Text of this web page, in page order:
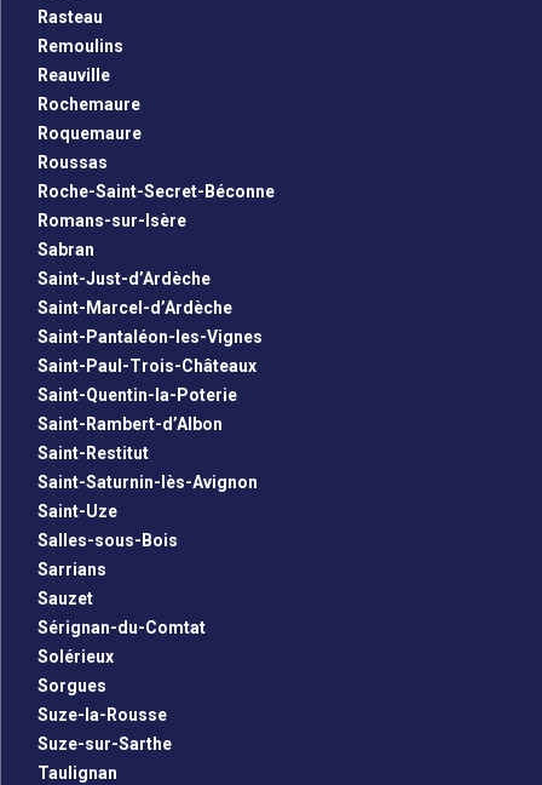
Rasteau
Remoulins
Reauville
Rochemaure
Roquemaure
Roussas
Roche-Saint-Secret-Béconne
Romans-sur-Isère
Sabran
Saint-Just-d’Ardèche
Saint-Marcel-d’Ardèche
Saint-Pantaléon-les-Vignes
Saint-Paul-Trois-Châteaux
Saint-Quentin-la-Poterie
Saint-Rambert-d’Albon
Saint-Restitut
Saint-Saturnin-lès-Avignon
Saint-Uze
Salles-sous-Bois
Sarrians
Sauzet
Sérignan-du-Comtat
Solérieux
Sorgues
Suze-la-Rousse
Suze-sur-Sarthe
Taulignan